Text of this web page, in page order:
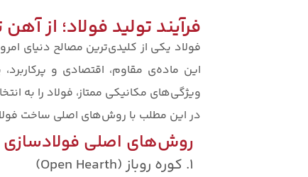
فرآیند تولید فولاد؛ از
فولاد یکی از کلیدی‌ترین مصالح دنیای
این ماده‌ی مقاوم، اقتصادی و
ویژگی‌های مکانیکی ممتاز، فولاد را به
در این مطلب با روش‌های اصلی ساخت
روش‌های اصلی فولادسازی
1. کوره روباز (Open Hearth)